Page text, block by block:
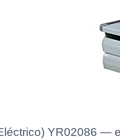
YR02086 —